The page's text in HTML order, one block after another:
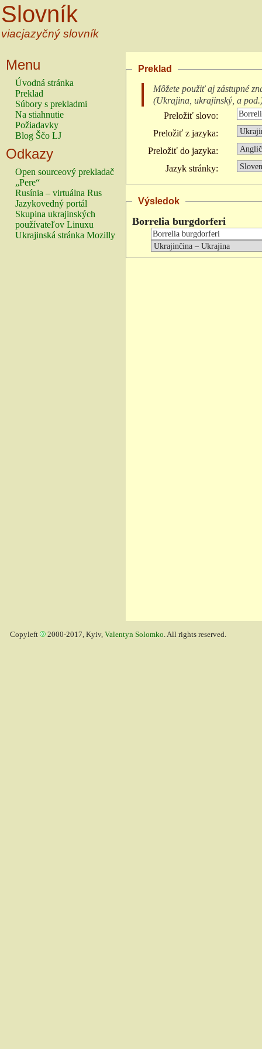
Slovník
viacjazyčný slovník
Menu
Úvodná stránka
Preklad
Súbory s prekladmi
Na stiahnutie
Požiadavky
Blog Ščo LJ
Odkazy
Open sourceový prekladač
„Pere“
Rusínia – virtuálna Rus
Jazykovedný portál
Skupina ukrajinských
používateľov Linuxu
Ukrajinská stránka Mozilly
Preklad
Môžete použiť aj zástupné
(Ukrajina, ukrajinský, a pod.
Preložiť slovo:
Preložiť z jazyka:
Preložiť do jazyka:
Jazyk stránky:
Výsledok
Borrelia burgdorferi
Copyleft 2000-2017, Kyiv, Valentyn Solomko. All rights reserved.